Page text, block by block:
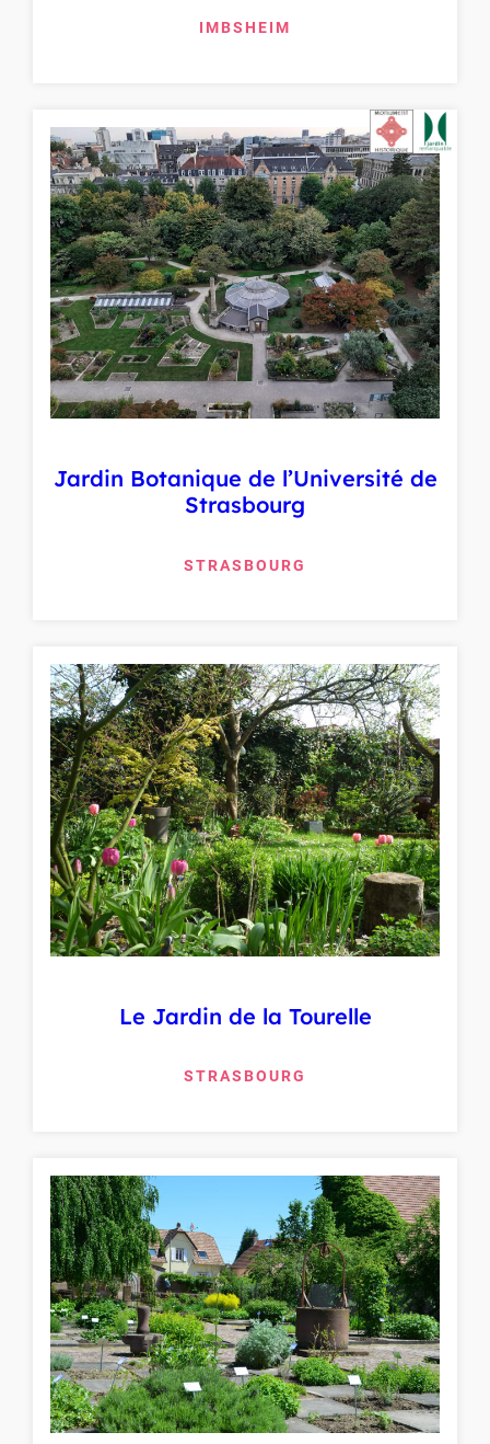
IMBSHEIM
Jardin Botanique de l’Université de
Strasbourg
STRASBOURG
Le Jardin de la Tourelle
STRASBOURG